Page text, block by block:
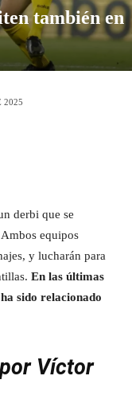
también en
2025
derbi que se
equipos
y lucharán para
En las últimas
sido relacionado
Víctor